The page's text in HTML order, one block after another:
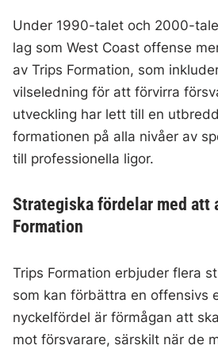
Under 1990-talet och 2000-
lag som West Coast offense
av Trips Formation, som
vilseledning för att förvirra
utveckling har lett till en
formationen på alla nivåer av
till professionella ligor.
Strategiska fördelar med att
Formation
Trips Formation erbjuder flera
som kan förbättra en offensivs
nyckelfördel är förmågan att
mot försvarare, särskilt när de